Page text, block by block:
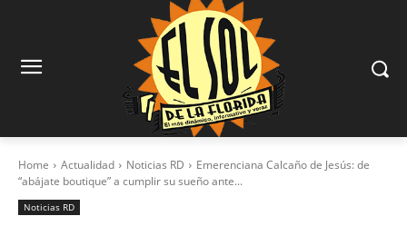
Home Actualidad Noticias RD
Emerenciana Calcaño de Jesús: de
“abájate boutique” a cumplir su sueño ante...
Noticias RD